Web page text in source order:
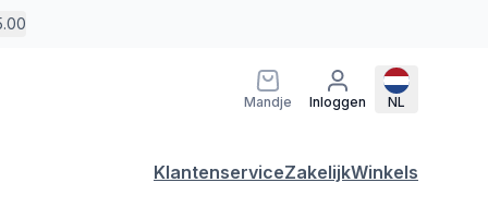
Mandje Inloggen NL
KlantenserviceZakelijkWinkels